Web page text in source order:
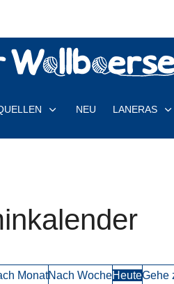
NEU LANERAS
MonatNach WocheHeuteGehe